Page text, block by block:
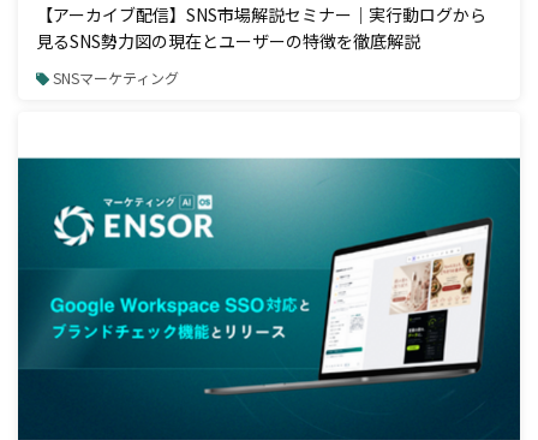
【アーカイブ配信】SNS市場解説セミナー｜実行動ログから
見るSNS勢力図の現在とユーザーの特徴を徹底解説
SNSマーケティング